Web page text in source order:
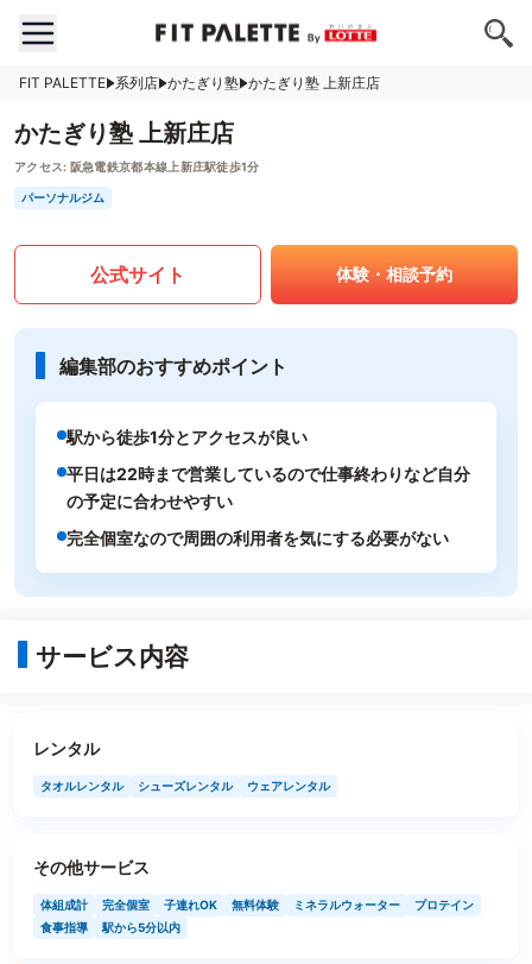
FIT PALETTE 系列店 かたぎり塾 かたぎり塾 上新庄店
かたぎり塾 上新庄店
アクセス: 阪急電鉄京都本線上新庄駅徒歩1分
パーソナルジム
公式サイト 体験・相談予約
編集部のおすすめポイント
駅から徒歩1分とアクセスが良い
平日は22時まで営業しているので仕事終わりなど自分
の予定に合わせやすい
完全個室なので周囲の利用者を気にする必要がない
サービス内容
レンタル
タオルレンタル シューズレンタル ウェアレンタル
その他サービス
体組成計 完全個室 子連れOK 無料体験 ミネラルウォーター
プロテイン
食事指導
駅から5分以内